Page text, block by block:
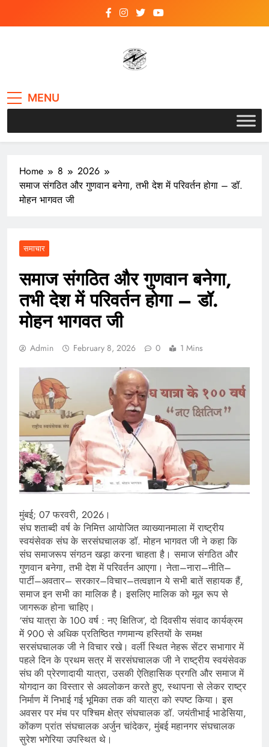
MENU
Home 8
2026
समाज संगठित और गुणवान बनेगा, तभी देश में परिवर्तन होगा – डॉ.
मोहन भागवत जी
समाचार
समाज संगठित और गुणवान बनेगा,
तभी देश में परिवर्तन होगा – डॉ.
मोहन भागवत जी
Admin February 8, 2026 0 1 Mins
मुंबई; 07 फरवरी, 2026।
संघ शताब्दी वर्ष के निमित्त आयोजित व्याख्यानमाला में राष्ट्रीय
स्वयंसेवक संघ के सरसंघचालक डॉ. मोहन भागवत जी ने कहा कि
संघ समाजरूप संगठन खड़ा करना चाहता है। समाज संगठित और
गुणवान बनेगा, तभी देश में परिवर्तन आएगा। नेता–नारा–नीति–
पार्टी–अवतार– सरकार–विचार–तत्वज्ञान ये सभी बातें सहायक हैं,
समाज इन सभी का मालिक है। इसलिए मालिक को मूल रूप से
जागरूक होना चाहिए।
‘संघ यात्रा के 100 वर्ष : नए क्षितिज’, दो दिवसीय संवाद कार्यक्रम
में 900 से अधिक प्रतिष्ठित गणमान्य हस्तियों के समक्ष
सरसंघचालक जी ने विचार रखे। वर्ली स्थित नेहरू सेंटर सभागार में
पहले दिन के प्रथम सत्र में सरसंघचालक जी ने राष्ट्रीय स्वयंसेवक
संघ की प्रेरणादायी यात्रा, उसकी ऐतिहासिक प्रगति और समाज में
योगदान का विस्तार से अवलोकन करते हुए, स्थापना से लेकर राष्ट्र
निर्माण में निभाई गई भूमिका तक की यात्रा को स्पष्ट किया। इस
अवसर पर मंच पर पश्चिम क्षेत्र संघचालक डॉ. जयंतीभाई भाडेसिया,
कोंकण प्रांत संघचालक अर्जुन चांदेकर, मुंबई महानगर संघचालक
सुरेश भगेरिया उपस्थित थे।